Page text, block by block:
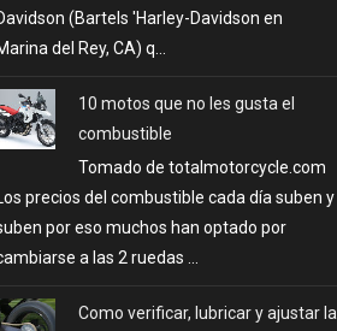
(Bartels 'Harley-Davidson en
del Rey, CA) q...
10 motos que no les gusta el
combustible
Tomado de totalmotorcycle.com
precios del combustible cada día suben y
por eso muchos han optado por
a las 2 ruedas ...
Como verificar, lubricar y ajustar la